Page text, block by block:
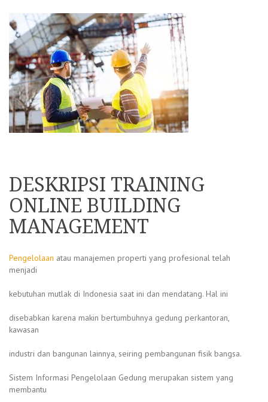
DESKRIPSI TRAINING
ONLINE BUILDING
MANAGEMENT
Pengelolaan atau manajemen properti yang profesional telah
menjadi
kebutuhan mutlak di Indonesia saat ini dan mendatang. Hal ini
disebabkan karena makin bertumbuhnya gedung perkantoran,
kawasan
industri dan bangunan lainnya, seiring pembangunan fisik bangsa.
Sistem Informasi Pengelolaan Gedung merupakan sistem yang
membantu